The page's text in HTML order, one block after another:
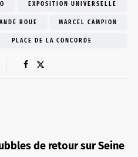
EXPOSITION UNIVERSELLE
ROUE MARCEL CAMPION
PLACE DE LA CONCORDE
de retour sur Seine